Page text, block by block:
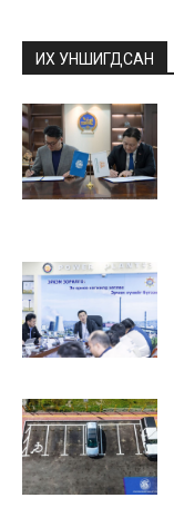
ИХ УНШИГДСАН